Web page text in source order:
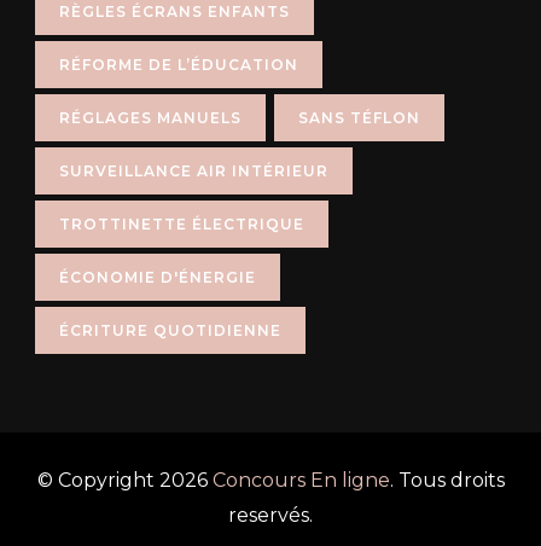
RÈGLES ÉCRANS ENFANTS
RÉFORME DE L’ÉDUCATION
RÉGLAGES MANUELS SANS TÉFLON
SURVEILLANCE AIR INTÉRIEUR
TROTTINETTE ÉLECTRIQUE
ÉCONOMIE D'ÉNERGIE
ÉCRITURE QUOTIDIENNE
© Copyright 2026 Concours En ligne. Tous droits
reservés.